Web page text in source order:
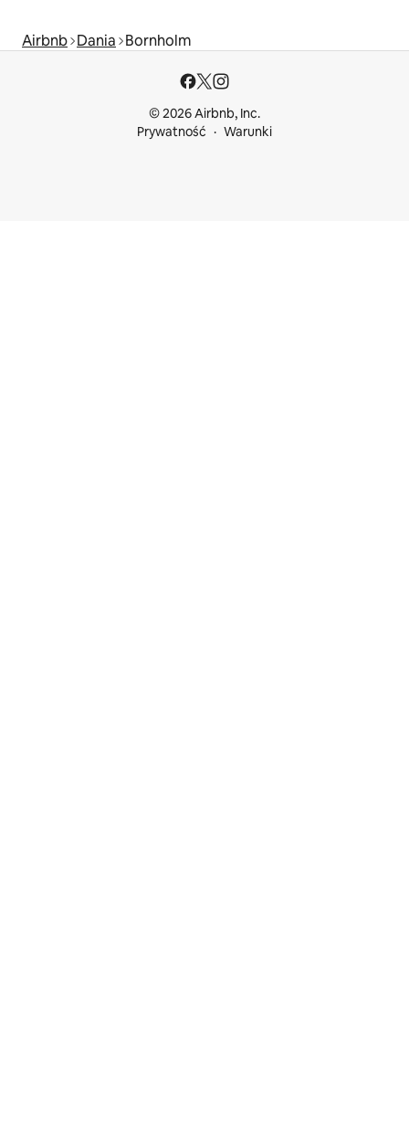
Airbnb Dania Bornholm
© 2026 Airbnb, Inc.
Prywatność
Warunki